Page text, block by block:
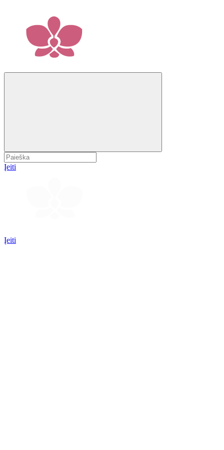
Įeiti
Įeiti